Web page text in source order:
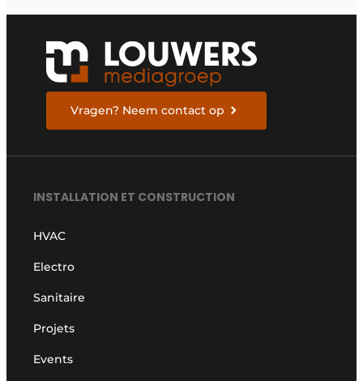
Vragen? Neem contact op
INSTALLATION ET CONSTRUCTION
HVAC
Electro
Sanitaire
Projets
Events